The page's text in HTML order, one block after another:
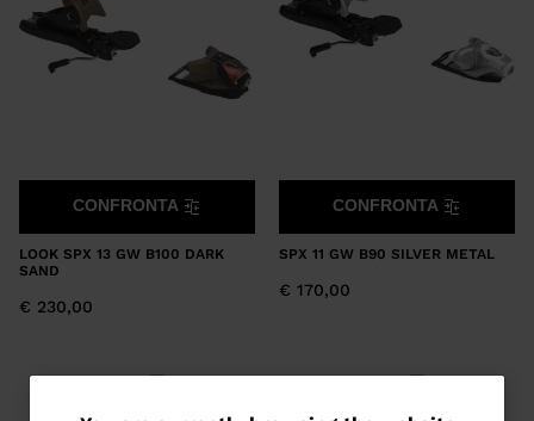
LOOK SPX 13 GW B100 DARK
SAND
€ 230,00
CONFRONTA
SPX 11 GW B90 SILVER METAL
€ 170,00
CONFRONTA